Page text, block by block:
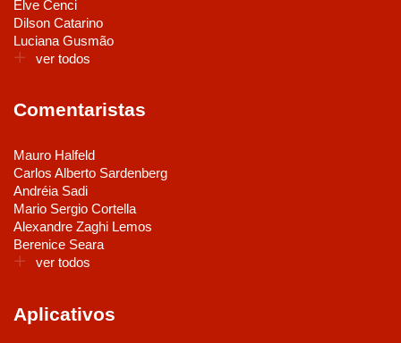
Elve Cenci
Dilson Catarino
Luciana Gusmão
ver todos
Comentaristas
Mauro Halfeld
Carlos Alberto Sardenberg
Andréia Sadi
Mario Sergio Cortella
Alexandre Zaghi Lemos
Berenice Seara
ver todos
Aplicativos